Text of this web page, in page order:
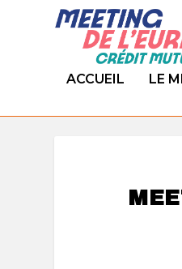
ACCUEIL LE